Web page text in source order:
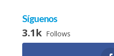
Síguenos
3.1k Follows